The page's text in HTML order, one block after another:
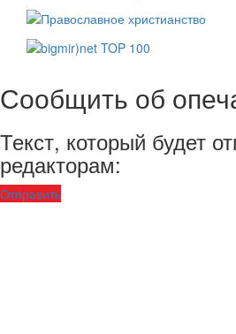
Сообщить об
Текст, который будет
редакторам:
Отправить